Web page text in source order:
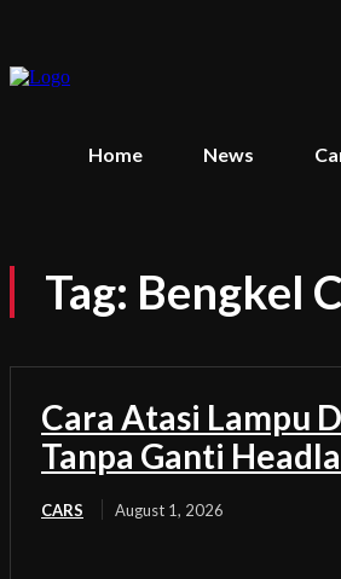
Home News
Tag: Bengkel
Cara Atasi Lampu
Tanpa Ganti
CARS August 1, 2026